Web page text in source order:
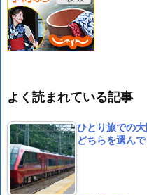
よく読まれている記事
ひとり旅での
どちらを選ん